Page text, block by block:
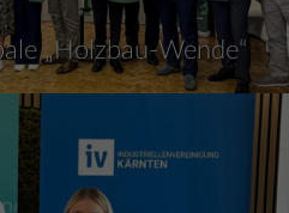
„Holzbau-Wende“